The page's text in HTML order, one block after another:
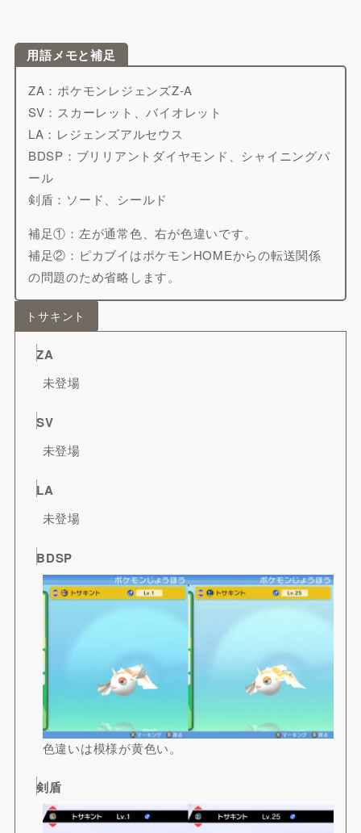
用語メモと補足
ZA：ポケモンレジェンズZ-A
SV：スカーレット、バイオレット
LA：レジェンズアルセウス
BDSP：ブリリアントダイヤモンド、シャイニングパ
ール
剣盾：ソード、シールド
補足①：左が通常色、右が色違いです。
補足②：ピカブイはポケモンHOMEからの転送関係
の問題のため省略します。
トサキント
ZA
未登場
SV
未登場
LA
未登場
BDSP
色違いは模様が黄色い。
剣盾